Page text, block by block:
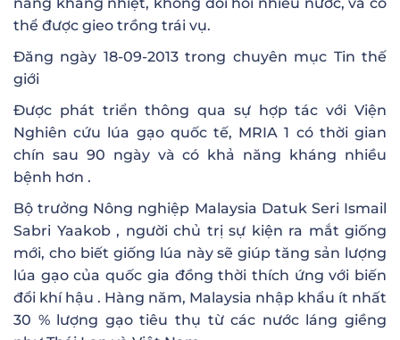
thể được gieo trồng trái vụ.
Đăng ngày 18-09-2013 trong chuyên mục Tin thế
giới
Được phát triển thông qua sự hợp tác với Viện
Nghiên cứu lúa gạo quốc tế, MRIA 1 có thời gian
chín sau 90 ngày và có khả năng kháng nhiều
bệnh hơn .
Bộ trưởng Nông nghiệp Malaysia Datuk Seri Ismail
Sabri Yaakob , người chủ trị sự kiện ra mắt giống
mới, cho biết giống lúa này sẽ giúp tăng sản lượng
lúa gạo của quốc gia đồng thời thích ứng với biến
đổi khí hậu . Hàng năm, Malaysia nhập khẩu ít nhất
30 % lượng gạo tiêu thụ từ các nước láng giềng